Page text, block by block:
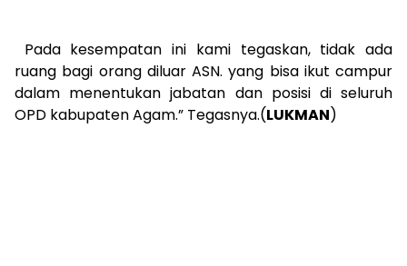
Pada kesempatan ini kami tegaskan, tidak ada
ruang bagi orang diluar ASN. yang bisa ikut campur
dalam menentukan jabatan dan posisi di seluruh
OPD kabupaten Agam.” Tegasnya.(LUKMAN)